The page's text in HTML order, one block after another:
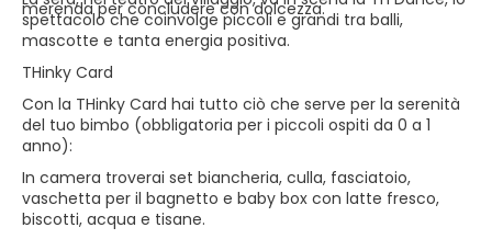
merenda per concludere con dolcezza.
spettacolo che coinvolge piccoli e grandi tra balli,
mascotte e tanta energia positiva.
THinky Card
Con la THinky Card hai tutto ciò che serve per la serenità
del tuo bimbo (obbligatoria per i piccoli ospiti da 0 a 1
anno):
In camera troverai set biancheria, culla, fasciatoio,
vaschetta per il bagnetto e baby box con latte fresco,
biscotti, acqua e tisane.